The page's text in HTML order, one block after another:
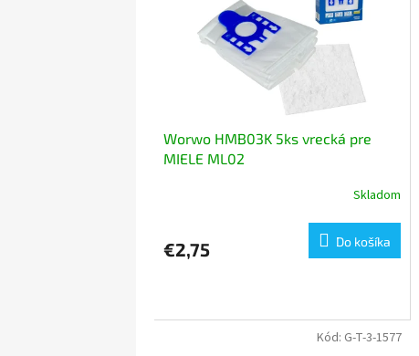
Worwo HMB03K 5ks vrecká pre
MIELE ML02
Skladom
€2,75 Do košíka
Kód: G-T-3-1577